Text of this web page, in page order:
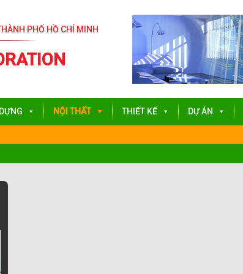
PHỐ HỒ CHÍ MINH
NỘI THẤT THIẾT KẾ DỰ ÁN